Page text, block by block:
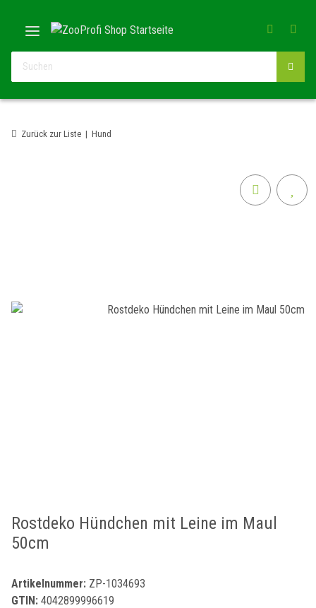
Zurück zur Liste Hund
Rostdeko Hündchen mit Leine im Maul
50cm
Artikelnummer: ZP-1034693
GTIN: 4042899996619